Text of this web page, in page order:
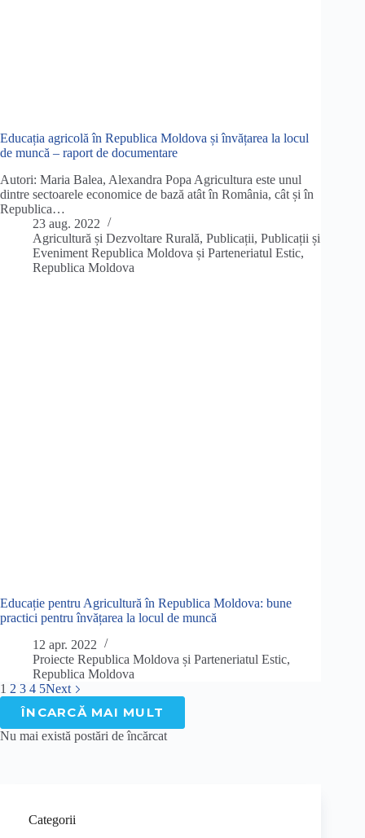
Educația agricolă în Republica Moldova și învățarea la locul
de muncă – raport de documentare
Autori: Maria Balea, Alexandra Popa Agricultura este unul
dintre sectoarele economice de bază atât în România, cât și în
Republica…
23 aug. 2022
Agricultură și Dezvoltare Rurală, Publicații, Publicații și
Eveniment Republica Moldova și Parteneriatul Estic,
Republica Moldova
Educație pentru Agricultură în Republica Moldova: bune
practici pentru învățarea la locul de muncă
12 apr. 2022
Proiecte Republica Moldova și Parteneriatul Estic,
Republica Moldova
1 2 3 4 5Next
ÎNCARCĂ MAI MULT
Nu mai există postări de încărcat
Categorii